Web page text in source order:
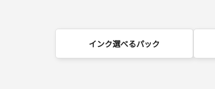
インク選べるパック